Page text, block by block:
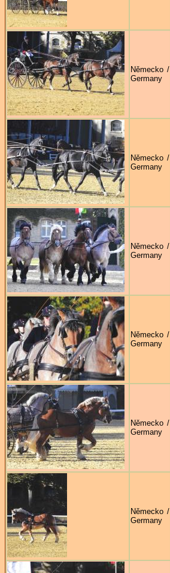
Německo /
Germany
Německo /
Germany
Německo /
Germany
Německo /
Germany
Německo /
Germany
Německo /
Germany